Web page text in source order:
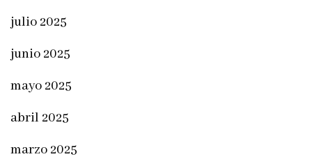
julio 2025
junio 2025
mayo 2025
abril 2025
marzo 2025